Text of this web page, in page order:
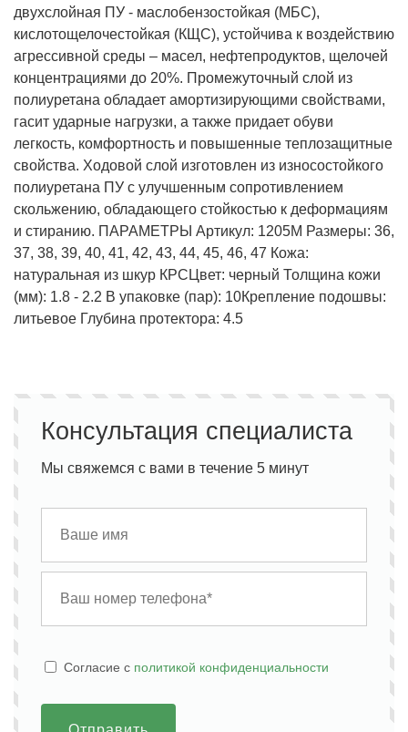
двухслойная ПУ - маслобензостойкая (МБС),
кислотощелочестойкая (КЩС), устойчива к воздействию
агрессивной среды – масел, нефтепродуктов, щелочей
концентрациями до 20%. Промежуточный слой из
полиуретана обладает амортизирующими свойствами,
гасит ударные нагрузки, а также придает обуви
легкость, комфортность и повышенные теплозащитные
свойства. Ходовой слой изготовлен из износостойкого
полиуретана ПУ с улучшенным сопротивлением
скольжению, обладающего стойкостью к деформациям
и стиранию. ПАРАМЕТРЫ Артикул: 1205М Размеры: 36,
37, 38, 39, 40, 41, 42, 43, 44, 45, 46, 47 Кожа:
натуральная из шкур КРСЦвет: черный Толщина кожи
(мм): 1.8 - 2.2 В упаковке (пар): 10Крепление подошвы:
литьевое Глубина протектора: 4.5
Консультация специалиста
Мы свяжемся с вами в течение 5 минут
Cогласие с политикой конфиденциальности